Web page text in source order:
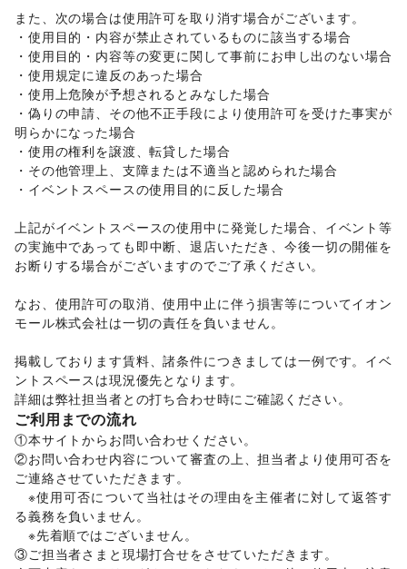
クレジットカード/保険/ 銀行/ 住宅ローン/証券・FX /
不動産投資/その他金融サービス
子育て・教育
ベビー用品/ランドセル/学習教材・通信教育
子供向け教室・レッスン/塾・家庭教師/おもちゃ・絵本
その他子育て・教育
美容・健康・医療
ジム・フィットネス/ダイエット・健康グッズ
美容・コスメ・香水/ヘアケア・シャンプー/ 美容家電
ヘアサロン・ネイルサロン/マッサージ・整体
女性用品・フェムテック/コンタクトレンズ/医療・医薬品
/その他美容・健康
エンタメ・ガジェット
PC・スマートフォン スマホアクセサリー/ガジェット
ゲーム/アニメ コミック・マンガ アイドル・芸能人
おもちゃ・ホビー/楽器・音楽機材/ CD・DVD・本・雑誌/
Webメディア・アプリ/テレビ・ドラマ/映画
音楽・ライブ
演劇/占い/ 公営競技・宝くじ /
その他エンタメ・ガジェット
アート・デザイン
絵画・書/写真・イラストレーション/立体作品・彫刻
その他アート・デザイン
レジャー・スポーツ
旅行・レジャー/キャンプ・アウトドア/野球/サッカー/
バスケットボール/ゴルフ
車・バイク・モビリティ
車/バイク・オートバイ 自転車・ロードバイク
マイクロモビリティ/ その他車・バイク・モビリティ
NPO・公共団体
地方公共団体・行政・政府/外国団体・大使館/ 募金・寄付
また、次の場合は使用許可を取り消す場合がございます。
・使用目的・内容が禁止されているものに該当する場合
・使用目的・内容等の変更に関して事前にお申し出のない場合
・使用規定に違反のあった場合
・使用上危険が予想されるとみなした場合
・偽りの申請、その他不正手段により使用許可を受けた事実が
明らかになった場合
・使用の権利を譲渡、転貸した場合
・その他管理上、支障または不適当と認められた場合
・イベントスペースの使用目的に反した場合
上記がイベントスペースの使用中に発覚した場合、イベント等
の実施中であっても即中断、退店いただき、今後一切の開催を
お断りする場合がございますのでご了承ください。
なお、使用許可の取消、使用中止に伴う損害等についてイオン
モール株式会社は一切の責任を負いません。
掲載しております賃料、諸条件につきましては一例です。イベ
ントスペースは現況優先となります。
詳細は弊社担当者との打ち合わせ時にご確認ください。
ご利用までの流れ
①本サイトからお問い合わせください。
②お問い合わせ内容について審査の上、担当者より使用可否を
ご連絡させていただきます。
※使用可否について当社はその理由を主催者に対して返答す
る義務を負いません。
※先着順ではございません。
③ご担当者さまと現場打合せをさせていただきます。